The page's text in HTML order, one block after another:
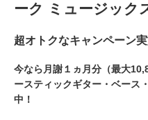
ーク ミュージック
超オトクなキャンペーン
今なら月謝１ヵ月分（最大
ースティックギター・ベース
中！